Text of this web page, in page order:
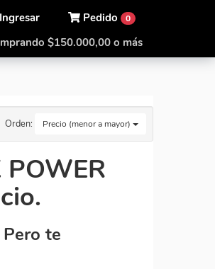
Pedido 0
Ingresar
$150.000,00 o más
Orden: Precio (menor a mayor)
te